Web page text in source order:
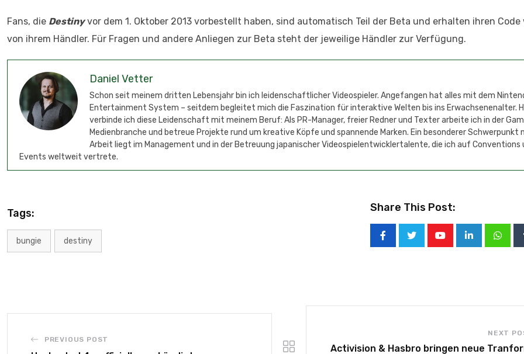
Fans, die Destinyvor dem 1. Oktober 2013 vorbestellt haben, sind automatisch Teil der Beta und erhalten ihren Code
von ihrem Händler. Für Fragen und andere Anliegen zur Beta steht der jeweilige Händler zur Verfügung.
Daniel Vetter
Schon seit meinem dritten Lebensjahr bin ich leidenschaftlicher Videospieler. Angefangen hat alles mit dem
Entertainment System – seitdem begleitet mich die Faszination für interaktive Welten bis ins Erwachsenenalter.
verbinde ich diese Leidenschaft mit meinem Beruf: Als PR-Manager, freier Redner und Texter arbeite ich in der
Medienbranche und betreue Projekte rund um kreative Köpfe und spannende Marken. Ein besonderer Schwerpunkt
Arbeit liegt im Management und in der Betreuung japanischer Videospielentwicklertalente, die ich auf Conventions
Events weltweit vertrete.
Tags:
bungie destiny
Share This Post:
PREVIOUS POST
NEXT
Activision & Hasbro bringen neue